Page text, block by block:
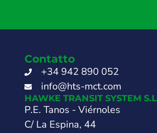
Contatto
+34 942 890 052
info@hts-mct.com
HAWKE TRANSIT SYSTEM
P.E. Tanos - Viérnoles
C/ La Espina, 44